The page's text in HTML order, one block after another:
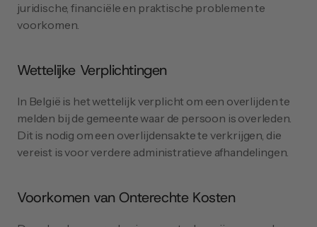
juridische, financiële en praktische problemen te
voorkomen.
Wettelijke Verplichtingen
In België is het wettelijk verplicht om een overlijden te
melden bij de gemeente waar de persoon is overleden.
Dit is nodig om een overlijdensakte te verkrijgen, die
vereist is voor verdere administratieve afhandelingen.
Voorkomen van Onterechte Kosten